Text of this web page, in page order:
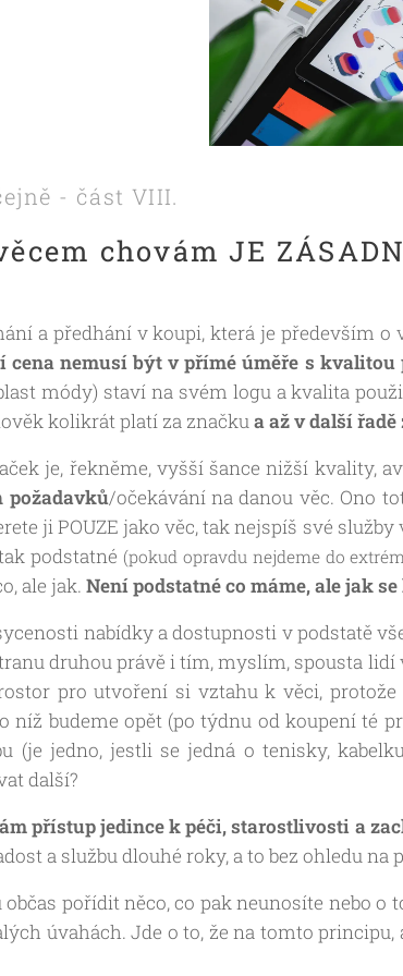
- část VIII.
chovám JE
a předhání v koupi, která je především
cena nemusí být v přímé úměře s
módy) staví na svém logu a kvalita
kolikrát platí za značkua až v další řadě
je, řekněme, vyšší šance nižší kvality,
požadavků/očekávání na danou věc. Ono
ji POUZE jako věc, tak nejspíš své
podstatné (pokud opravdu nejdeme do
ale jak. Není podstatné co máme, ale jak
nabídky a dostupnosti v podstatě
druhou právě i tím, myslím, spousta lidí
pro utvoření si vztahu k věci,
níž budeme opět (po týdnu od koupení té
(je jedno, jestli se jedná o tenisky,
další?
přístup jedince k péči, starostlivosti a
a službu dlouhé roky, a to bez ohledu na
občas pořídit něco, co pak neunosíte nebo
úvahách. Jde o to, že na tomto